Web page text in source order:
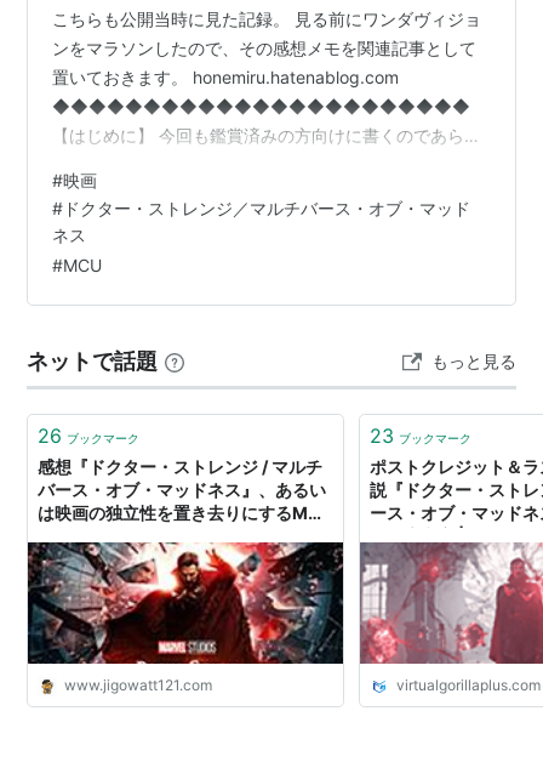
こちらも公開当時に見た記録。 見る前にワンダヴィジョ
ンをマラソンしたので、その感想メモを関連記事として
置いておきます。 honemiru.hatenablog.com
◆◆◆◆◆◆◆◆◆◆◆◆◆◆◆◆◆◆◆◆◆◆◆
【はじめに】 今回も鑑賞済みの方向けに書くのであらす
っておきますね。 youtu.be marvel.disney.co.jp 以下は
ネタバレを含みます。 あと、筆者は「what if…?」と「ワ
#映画
# ドクター・ストレンジ／マルチバース・オブ・マッド
ネス
#MCU
ネットで話題 もっと見る
26 ブックマーク
感想『ドクター・ストレンジ / マルチ
バース・オブ・マッドネス』、あるい
は映画の独立性を置き去りにするMCU
www.jigowatt121.com
23 ブックマーク
ポストクレジット＆
説『ドクター・スト
ース・オブ・マッド
virtualgorillaplus.com